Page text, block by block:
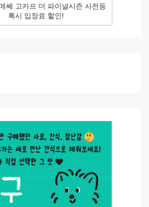
쎄 고카프 더 파이널시즌 사전등
록시 입장료 할인!